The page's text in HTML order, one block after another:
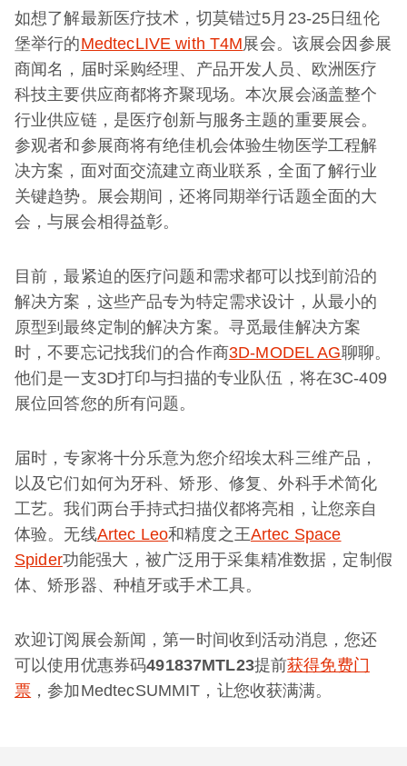
如想了解最新医疗技术，切莫错过5月23-25日纽伦
堡举行的MedtecLIVE with T4M展会。该展会因参展
商闻名，届时采购经理、产品开发人员、欧洲医疗
科技主要供应商都将齐聚现场。本次展会涵盖整个
行业供应链，是医疗创新与服务主题的重要展会。
参观者和参展商将有绝佳机会体验生物医学工程解
决方案，面对面交流建立商业联系，全面了解行业
关键趋势。展会期间，还将同期举行话题全面的大
会，与展会相得益彰。
目前，最紧迫的医疗问题和需求都可以找到前沿的
解决方案，这些产品专为特定需求设计，从最小的
原型到最终定制的解决方案。寻觅最佳解决方案
时，不要忘记找我们的合作商3D-MODEL AG聊聊。
他们是一支3D打印与扫描的专业队伍，将在3C-409
展位回答您的所有问题。
届时，专家将十分乐意为您介绍埃太科三维产品，
以及它们如何为牙科、矫形、修复、外科手术简化
工艺。我们两台手持式扫描仪都将亮相，让您亲自
体验。无线Artec Leo和精度之王Artec Space
Spider功能强大，被广泛用于采集精准数据，定制假
体、矫形器、种植牙或手术工具。
欢迎订阅展会新闻，第一时间收到活动消息，您还
可以使用优惠券码491837MTL23提前获得免费门
票 ，参加MedtecSUMMIT，让您收获满满。